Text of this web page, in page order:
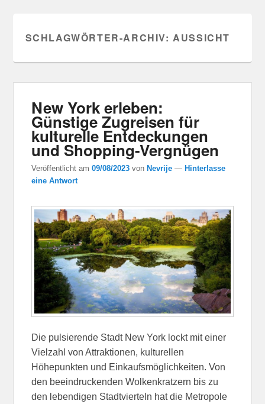
SCHLAGWÖRTER-ARCHIV:AUSSICHT
New York erleben:
Günstige Zugreisen für
kulturelle Entdeckungen
und Shopping-Vergnügen
Veröffentlicht am09/08/2023 von Nevrije — Hinterlasse
eine Antwort
Die pulsierende Stadt New York lockt mit einer
Vielzahl von Attraktionen, kulturellen
Höhepunkten und Einkaufsmöglichkeiten. Von
den beeindruckenden Wolkenkratzern bis zu
den lebendigen Stadtvierteln hat die Metropole